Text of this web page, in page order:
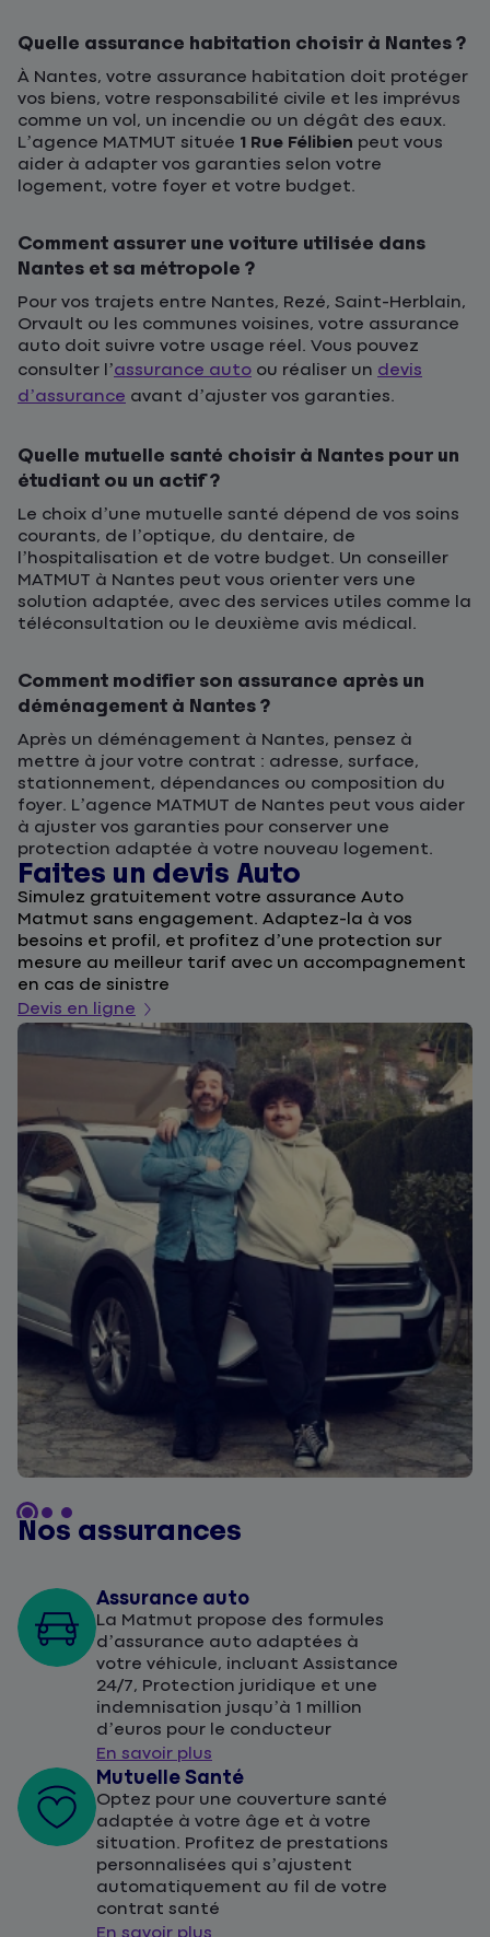
Quelle assurance habitation choisir à Nantes ?
À Nantes, votre assurance habitation doit protéger
vos biens, votre responsabilité civile et les imprévus
comme un vol, un incendie ou un dégât des eaux.
L’agence MATMUT située 1 Rue Félibien peut vous
aider à adapter vos garanties selon votre
logement, votre foyer et votre budget.
Comment assurer une voiture utilisée dans
Nantes et sa métropole ?
Pour vos trajets entre Nantes, Rezé, Saint-Herblain,
Orvault ou les communes voisines, votre assurance
auto doit suivre votre usage réel. Vous pouvez
consulter l’assurance auto ou réaliser un devis
d’assurance avant d’ajuster vos garanties.
Quelle mutuelle santé choisir à Nantes pour un
étudiant ou un actif ?
Le choix d’une mutuelle santé dépend de vos soins
courants, de l’optique, du dentaire, de
l’hospitalisation et de votre budget. Un conseiller
MATMUT à Nantes peut vous orienter vers une
solution adaptée, avec des services utiles comme la
téléconsultation ou le deuxième avis médical.
Comment modifier son assurance après un
déménagement à Nantes ?
Après un déménagement à Nantes, pensez à
mettre à jour votre contrat : adresse, surface,
stationnement, dépendances ou composition du
foyer. L’agence MATMUT de Nantes peut vous aider
à ajuster vos garanties pour conserver une
protection adaptée à votre nouveau logement.
Faites un devis Auto
Simulez gratuitement votre assurance Auto
Matmut sans engagement. Adaptez-la à vos
besoins et profil, et profitez d’une protection sur
mesure au meilleur tarif avec un accompagnement
en cas de sinistre
Devis en ligne
Nos assurances
Assurance auto
La Matmut propose des formules
d’assurance auto adaptées à
votre véhicule, incluant Assistance
24/7, Protection juridique et une
indemnisation jusqu’à 1 million
d’euros pour le conducteur
En savoir plus
Mutuelle Santé
Optez pour une couverture santé
adaptée à votre âge et à votre
situation. Profitez de prestations
personnalisées qui s’ajustent
automatiquement au fil de votre
contrat santé